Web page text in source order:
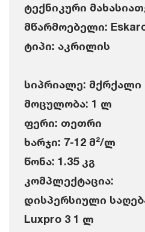
ტექნიკური
მწარმოებელი:
ტიპი: აკრილის
სიპრიალე: მქრქალი
მოცულობა: 1 ლ
ფერი: თეთრი
ხარჯი: 7-12 მ²/ლ
წონა: 1.35 კგ
კომპლექტაცია:
დისპერსიული
Luxpro 3 1 ლ